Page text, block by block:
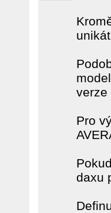
verze
Pro
daxu